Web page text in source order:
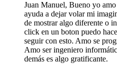
Juan Manuel, Bueno yo
ayuda a dejar volar mi
de mostrar algo diferente o
click en un boton puedo
seguir con esto. Amo se
Amo ser ingeniero
demás es algo gratificante.